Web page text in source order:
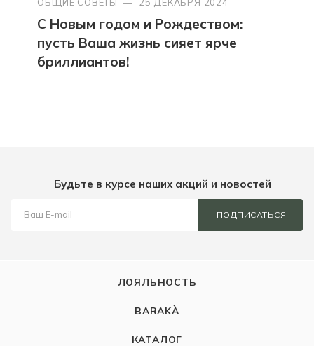
ОБЩИЕ СОВЕТЫ — 25 ДЕКАБРЯ 2024
С Новым годом и Рождеством:
пусть Ваша жизнь сияет ярче
бриллиантов!
Будьте в курсе наших акций и новостей
ПОДПИСАТЬСЯ
ЛОЯЛЬНОСТЬ
BARAKÀ
КАТАЛОГ